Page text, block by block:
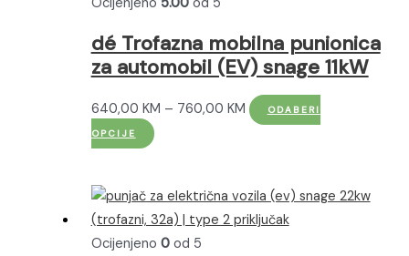
mogu
odabrati
na
stranici
proizvoda
dé Trofazna mobilna punionica
za automobil (EV) snage 11kW
640,00 KM – 760,00 KMRaspon
do
760,00 KM
ODABERI
OPCIJE
Ovaj
više
varijanti.
Opcije
Ocijenjeno 0od 5